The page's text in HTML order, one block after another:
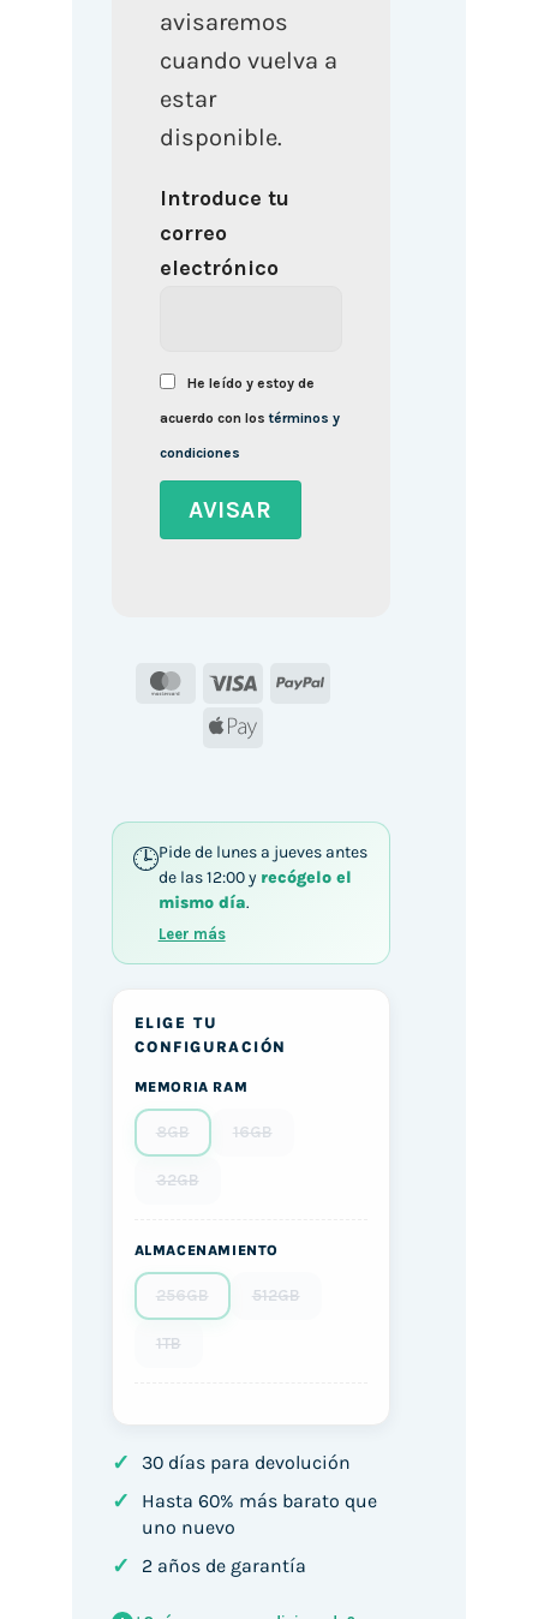
avisaremos
cuando vuelva a
estar
disponible.
Introduce tu
correo
electrónico
He leído y estoy de
acuerdo con lostérminos y
condiciones
MasterCard
Visa
PayPal
Apple
Pide de lunes a jueves antes
de las 12:00 y recógelo el
mismo día.
Leer más
ELIGE TU
CONFIGURACIÓN
MEMORIA RAM
8GB 16GB
32GB
ALMACENAMIENTO
256GB 512GB
1TB
✓ 30 días para devolución
✓
Hasta 60% más barato que
uno nuevo
✓ 2 años de garantía